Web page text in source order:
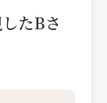
たBさ